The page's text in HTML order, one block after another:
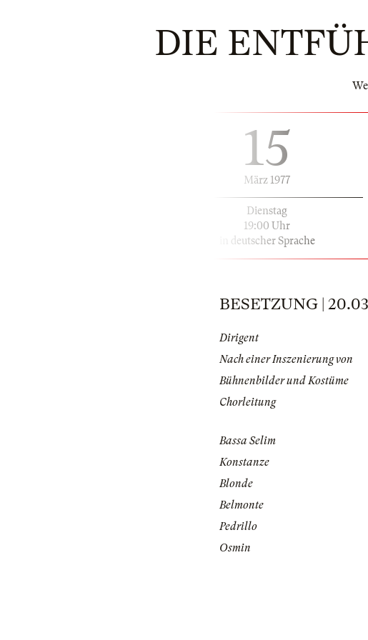
DIE
15
März 1977
Dienstag
19:00 Uhr
in deutscher Sprache
BESETZUNG |
Dirigent
Nach einer Inszenierung von
Bühnenbilder und Kostüme
Chorleitung
Bassa Selim
Konstanze
Blonde
Belmonte
Pedrillo
Osmin